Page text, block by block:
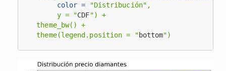
color =
"Distribución",
       y = "
CDF") +
  theme_bw() +
  theme(legend.position = "
bottom")